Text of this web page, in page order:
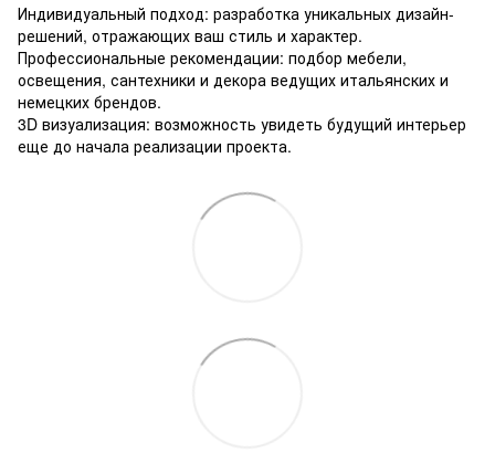
Индивидуальный подход: разработка уникальных дизайн-
решений, отражающих ваш стиль и характер.
Профессиональные рекомендации: подбор мебели,
освещения, сантехники и декора ведущих итальянских и
немецких брендов.
3D визуализация: возможность увидеть будущий интерьер
еще до начала реализации проекта.